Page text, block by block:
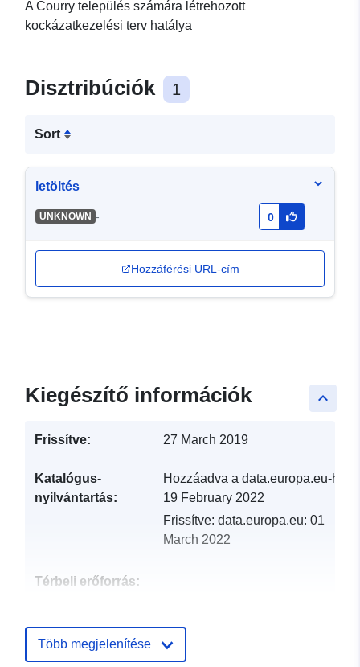
A Courry település számára létrehozott
kockázatkezelési terv hatálya
Disztribúciók 1
Sort
letöltés
UNKNOWN - 0
Hozzáférési URL-cím
keyboard_arrow_up
Kiegészítő információk
Frissítve: 27 March 2019
Katalógus-
nyilvántartás:
Hozzáadva a data.europa.eu-hoz:
19 February 2022
Frissítve: data.europa.eu: 01
March 2022
Térbeli erőforrás:
ide.developpement-
durable.gouv.fr/service/fr-
Több megjelenítése